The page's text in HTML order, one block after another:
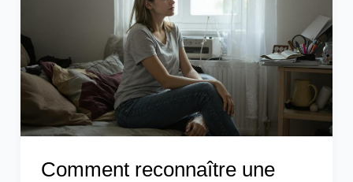
Comment reconnaître une
couple